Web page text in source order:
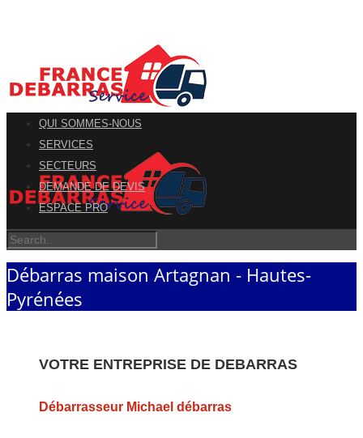
QUI SOMMES-NOUS
SERVICES
SECTEURS
DEMANDE DE DEVIS
ESPACE PRO
Débarras maison Artagnan - Hautes-
Pyrénées
VOTRE ENTREPRISE DE DEBARRAS
Débarrasseur Michael débarras